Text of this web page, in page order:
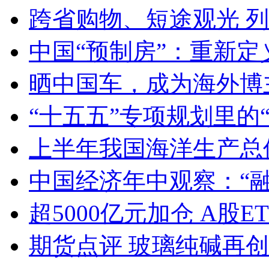
跨省购物、短途观光
中国“预制房”：重新
晒中国车，成为海外博
“十五五”专项规划里的
上半年我国海洋生产
中国经济年中观察：“
超5000亿元加仓 A股
期货点评 玻璃纯碱再